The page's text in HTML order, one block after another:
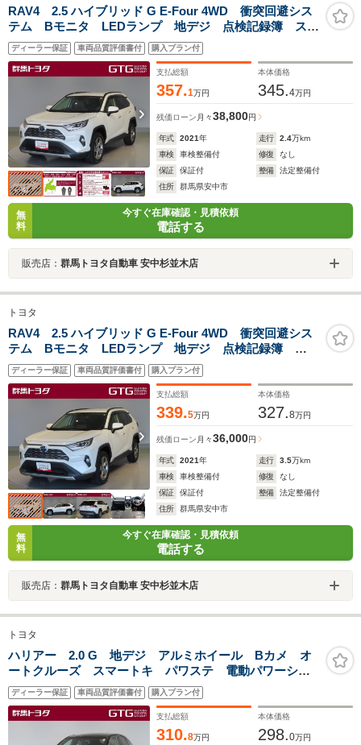
RAV4 2.5 ハイブリッド G E-Four 4WD 衝突回避シス
テム Bモニタ LEDランプ 地デジ 点検記録簿 スマ
ートキー&プッシュスタート ナビTV 電動シ-ト オー
トエアコン 4WD車 盗難防止 横滑防止 AW
ABS パワステ エアバッグ
ディーラー保証 車両品質評価書付 購入プラン付
支払総額
357.1万円
本体価格
345.4万円
残価ローン 月々38,800円
年式 2021年 走行 2.4万km
車検
車検整備付 修復
なし
保証
保証付 整備
法定整備付
住所
群馬県安中市
無
料
今すぐ在庫確認・見積依頼
電話する
販売店： 群馬トヨタ自動車 安中杉並木店
トヨタ
RAV4 2.5 ハイブリッド G E-Four 4WD 衝突回避シス
テム Bモニタ LEDランプ 地デジ 点検記録簿
AC100V スマートキー&プッシュスタート ナビTV 電
動シ-ト オートエアコン 4WD車 盗難防止 横滑防
止 ワンオーナー車 AW
ディーラー保証 車両品質評価書付 購入プラン付
支払総額
339.5万円
本体価格
327.8万円
残価ローン 月々36,000円
年式 2021年 走行 3.5万km
車検
車検整備付 修復
なし
保証
保証付 整備
法定整備付
住所
群馬県安中市
無
料
今すぐ在庫確認・見積依頼
電話する
販売店： 群馬トヨタ自動車 安中杉並木店
トヨタ
ハリアー 2.0 G 地デジ アルミホイール Bカメ オ
ートクルーズ スマートキ パワステ 電動パワーシー
ト AUX接続 横滑り防止機能 LEDランプ キーレ
ス ドラレコ付き ETC車載器 パワーウインドウ
AAC TV
ディーラー保証 車両品質評価書付 購入プラン付
支払総額
310.8万円
本体価格
298.0万円